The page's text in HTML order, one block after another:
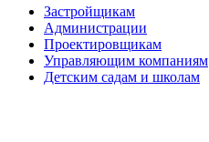
Застройщикам
Администрации
Проектировщикам
Управляющим компаниям
Детским садам и школам